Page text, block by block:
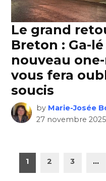
Le grand
Breton : Ga-
nouveau
vous fera
soucis
by Marie-Josée
27 novembre 2025
Pagination
des
1 2 3 …